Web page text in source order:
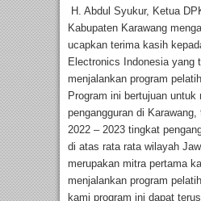
H. Abdul Syukur, Ketua
Kabupaten Karawang
ucapkan terima kasih
Electronics Indonesia yang
menjalankan program
Program ini bertujuan untuk
pengangguran di
2022 – 2023 tingkat
di atas rata rata wilayah
merupakan mitra pertama
menjalankan program
kami program ini dapat